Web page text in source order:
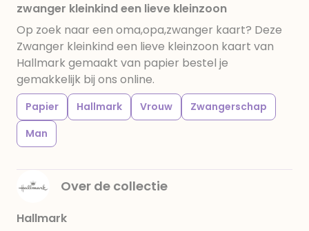
zwanger kleinkind een lieve kleinzoon
Op zoek naar een oma,opa,zwanger kaart? Deze
Zwanger kleinkind een lieve kleinzoon kaart van
Hallmark gemaakt van papier bestel je
gemakkelijk bij ons online.
Papier Hallmark Vrouw
Zwangerschap
Man
Over de collectie
Hallmark